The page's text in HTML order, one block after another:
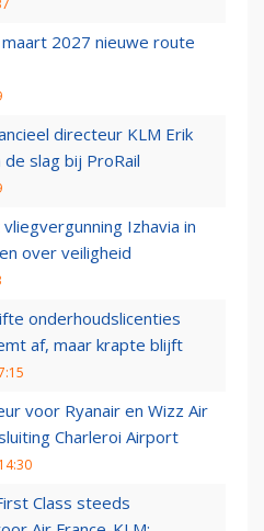
2027 nieuwe route
directeur KLM Erik
de slag bij ProRail
Izhavia in
over veiligheid
onderhoudslicenties
af, maar krapte blijft
voor Ryanair en Wizz Air
Charleroi Airport
Class steeds